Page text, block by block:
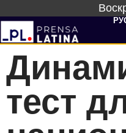
тест